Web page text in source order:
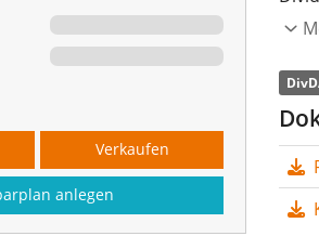
Verkaufen
anlegen
Die